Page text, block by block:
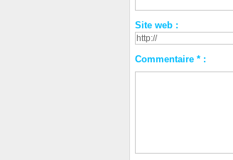
Site web :
Commentaire * :